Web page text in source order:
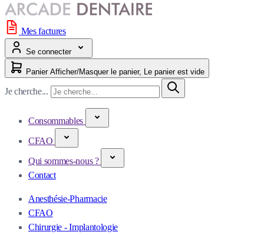
Mes factures
Se connecter
Panier Afficher/Masquer le panier, Le panier est vide
Je cherche...
Consommables
CFAO
Qui sommes-nous ?
Contact
Anesthésie-Pharmacie
CFAO
Chirurgie - Implantologie